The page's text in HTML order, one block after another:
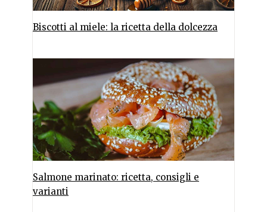
Biscotti al miele: la ricetta della dolcezza
Salmone marinato: ricetta, consigli e
varianti